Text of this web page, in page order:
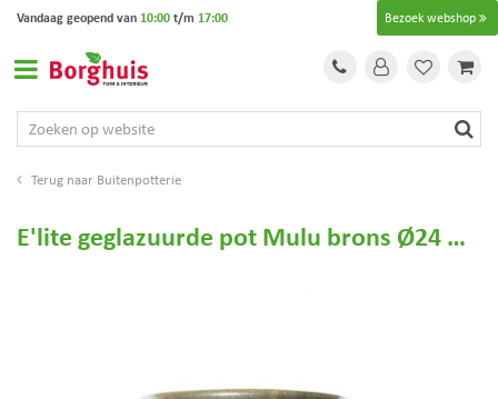
Buitenpotterie
Bezoek webshop
Vandaag geopend van 10:00t/m 17:00
E'lite geglazuurde pot Mulu brons Ø24 H24